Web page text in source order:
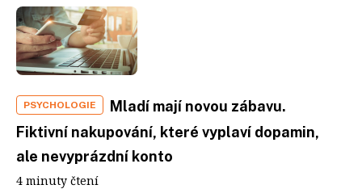
PSYCHOLOGIE
Mladí mají novou zábavu.
Fiktivní nakupování, které vyplaví dopamin,
ale nevyprázdní konto
4 minuty čtení